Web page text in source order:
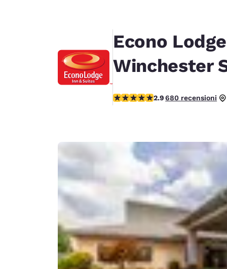
United
English
América
Spain
English
Ireland
English
United
Econo
Winchester
Valutazione di 2.88 stelle.
2.9680 recensioni